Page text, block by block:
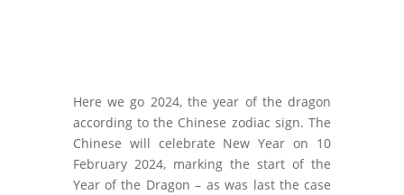
Here we go 2024, the year of the dragon
according to the Chinese zodiac sign. The
Chinese will celebrate New Year on 10
February 2024, marking the start of the
Year of the Dragon – as was last the case